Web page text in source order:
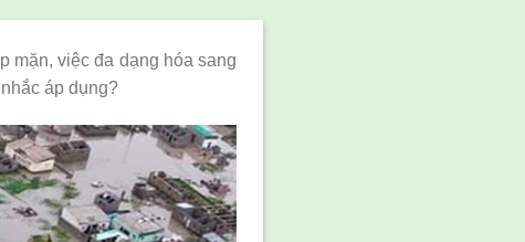
mặn, việc đa dạng hóa sang
áp dụng?